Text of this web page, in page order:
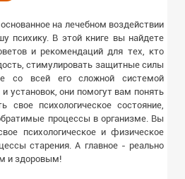
на лечебном воздействии
психику. В этой книге вы найдете
и рекомендаций для тех, кто
стимулировать защитные силы
со всей его сложной системой
установок, они помогут вам понять
свое психологическое состояние,
процессы в организме. Вы
психологическое и физическое
старения. А главное - реально
и здоровым!